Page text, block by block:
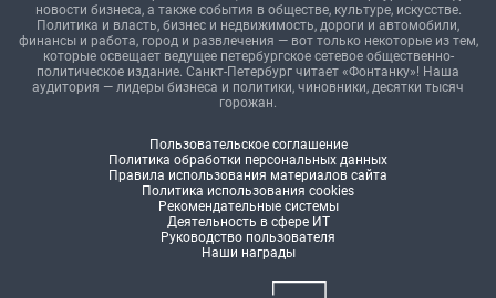
новости бизнеса, а также события в обществе, культуре, искусстве.
Политика и власть, бизнес и недвижимость, дороги и автомобили,
финансы и работа, город и развлечения — вот только некоторые из тем,
которые освещает ведущее петербургское сетевое общественно-
политическое издание. Санкт-Петербург читает «Фонтанку»! Наша
аудитория — лидеры бизнеса и политики, чиновники, десятки тысяч
горожан.
Пользовательское соглашение
Политика обработки персональных данных
Правила использования материалов сайта
Политика использования cookies
Рекомендательные системы
Деятельность в сфере ИТ
Руководство пользователя
Наши награды